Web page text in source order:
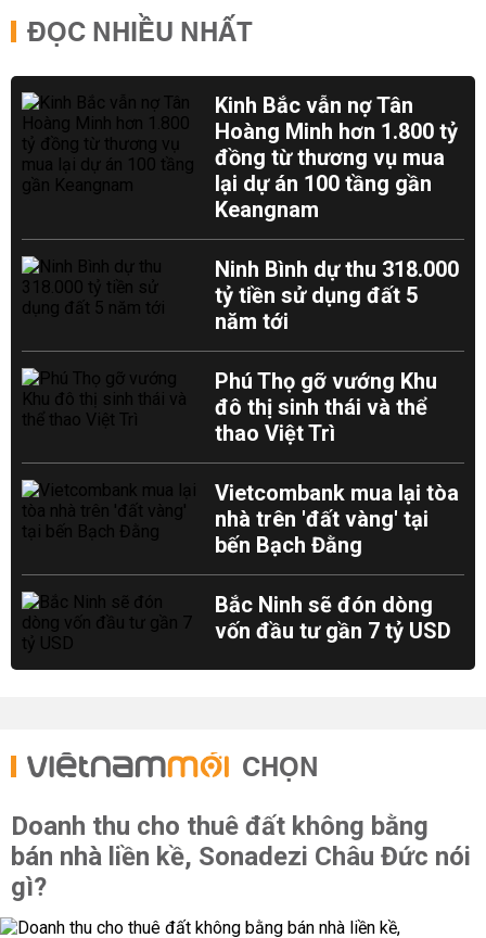
ĐỌC NHIỀU NHẤT
Kinh Bắc vẫn nợ Tân
Hoàng Minh hơn 1.800 tỷ
đồng từ thương vụ mua
lại dự án 100 tầng gần
Keangnam
Ninh Bình dự thu 318.000
tỷ tiền sử dụng đất 5
năm tới
Phú Thọ gỡ vướng Khu
đô thị sinh thái và thể
thao Việt Trì
Vietcombank mua lại tòa
nhà trên 'đất vàng' tại
bến Bạch Đằng
Bắc Ninh sẽ đón dòng
vốn đầu tư gần 7 tỷ USD
CHỌN
Doanh thu cho thuê đất không bằng
bán nhà liền kề, Sonadezi Châu Đức nói
gì?